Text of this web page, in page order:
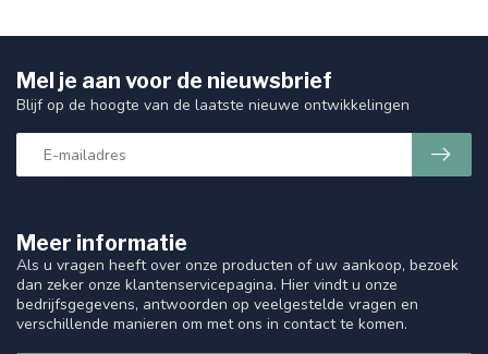
Meer informatie
Als u vragen heeft over onze producten of uw aankoop, bezoek
dan zeker onze klantenservicepagina. Hier vindt u onze
bedrijfsgegevens, antwoorden op veelgestelde vragen en
verschillende manieren om met ons in contact te komen.
Mel je aan voor de nieuwsbrief
Blijf op de hoogte van de laatste nieuwe ontwikkelingen